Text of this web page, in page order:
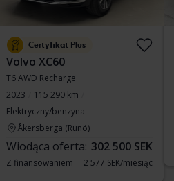
Certyfikat Plus
Volvo XC60
T6 AWD Recharge
2023
115 290 km
Elektryczny/benzyna
Åkersberga (Runö)
Wiodąca oferta: 302 500 SEK
Z finansowaniem 2 577 SEK/miesiąc